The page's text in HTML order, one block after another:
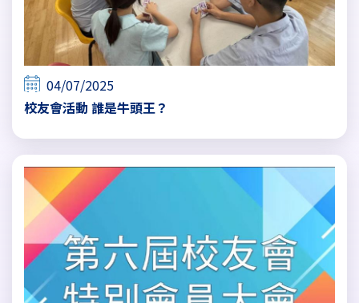
04/07/2025
校友會活動 誰是牛頭王？